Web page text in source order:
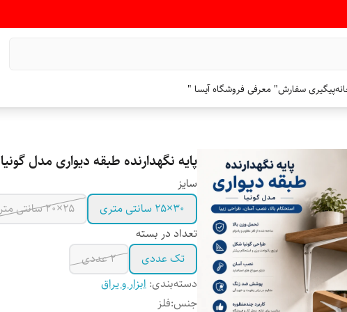
پیگیری سفارش" معرفی فروشگاه آیسا "
پایه نگهدارنده طبقه دیواری مدل گونیا
سایز
۳۰×۲۵ سانتی متری
۲۵×۲۰ سانتی متری
تعداد در بسته
تک عددی
۲ عددی
دسته‌بندی: ابزار و یراق
جنس:فلز